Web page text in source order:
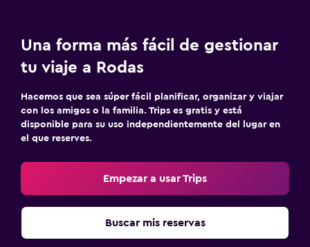
Sistema de entretenimiento
TV por cable o vía satélite
Biblioteca
Reproductor de DVD
Lavandería
Una forma más fácil de gestionar
tu viaje a Rodas
Hacemos que sea súper fácil planificar, organizar y viajar
con los amigos o la familia. Trips es gratis y está
disponible para su uso independientemente del lugar en
el que reserves.
Empezar a usar Trips
Buscar mis reservas